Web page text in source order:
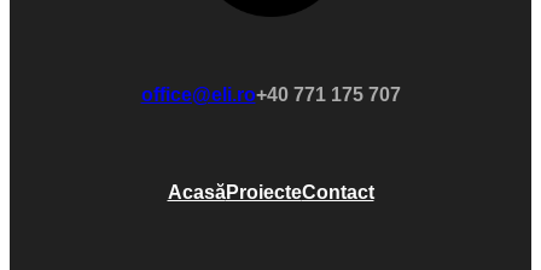
office@eli.ro+40 771 175 707
AcasăProiecteContact